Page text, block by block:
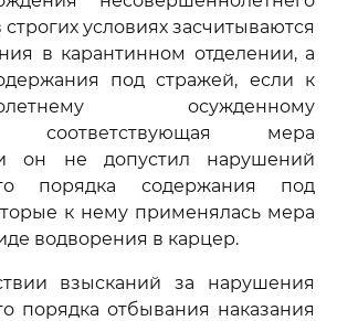
условиях засчитываются
в карантинном отделении, а
под стражей, если к
осужденному
соответствующая мера
он не допустил нарушений
порядка содержания под
к нему применялась мера
водворения в карцер.
взысканий за нарушения
порядка отбывания наказания